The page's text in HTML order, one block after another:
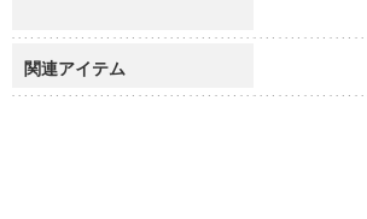
関連アイテム